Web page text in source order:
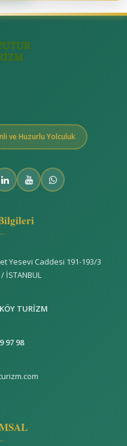
ve Huzurlu Yolculuk
Yesevi Caddesi 191-193/3
/ İSTANBUL
TURİZM
97 98